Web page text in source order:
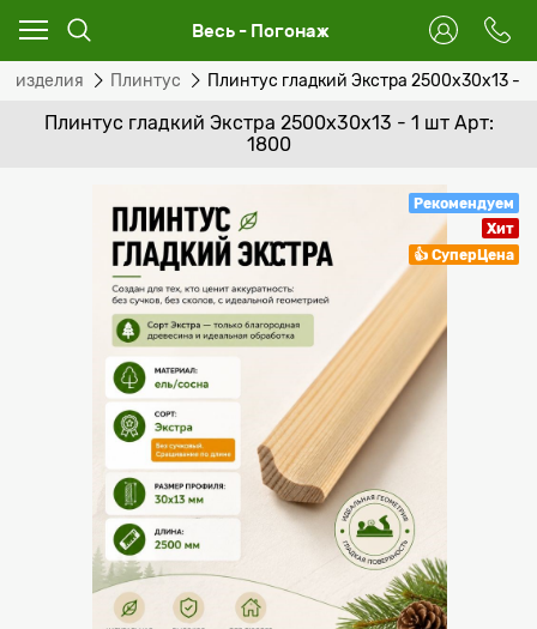
Весь - Погонаж
изделия Плинтус Плинтус гладкий Экстра 2500x30x13 - 1
Плинтус гладкий Экстра 2500x30x13 - 1 шт Арт:
1800
Рекомендуем
Хит
👍 СуперЦена